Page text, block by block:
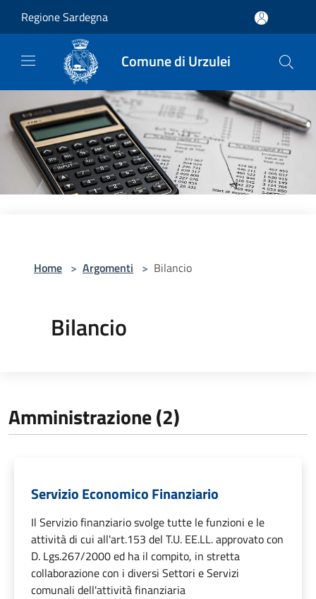
Regione Sardegna
Comune di Urzulei
Home > Argomenti > Bilancio
Bilancio
Amministrazione (2)
Servizio Economico Finanziario
Il Servizio finanziario svolge tutte le funzioni e le
attività di cui all'art.153 del T.U. EE.LL. approvato con
D. Lgs.267/2000 ed ha il compito, in stretta
collaborazione con i diversi Settori e Servizi
comunali dell'attività finanziaria